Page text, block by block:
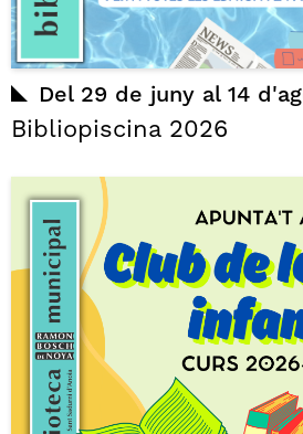
Del 29 de juny al 14
Bibliopiscina 2026